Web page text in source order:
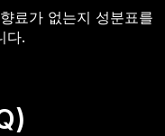
료가 없는지 성분표를
다.